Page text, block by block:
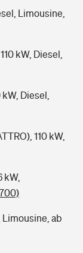
Limousine,
kW, Diesel,
Diesel,
110 kW,
kW,
Limousine, ab